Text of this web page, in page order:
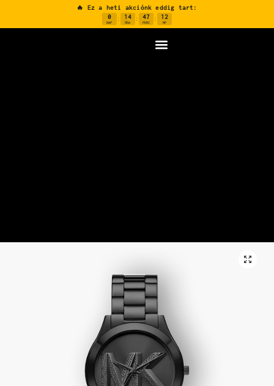
🔥 Ez a heti akciónk eddig tart:
0
NAP
: 14
ÓRA
: 47
PERC
: 11
MP